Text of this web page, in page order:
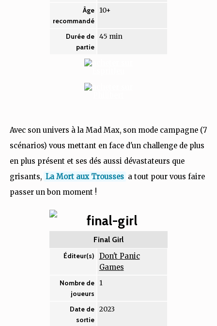
Âge
recommandé
10+
Durée de
partie
45 min
Avec son univers à la Mad Max, son mode campagne (7
scénarios) vous mettant en face d'un challenge de plus
en plus présent et ses dés aussi dévastateurs que
grisants, La Mort aux Trousses a tout pour vous faire
passer un bon moment !
Final Girl
Éditeur(s)
Don't Panic
Games
Nombre de
joueurs
1
Date de
sortie
2023